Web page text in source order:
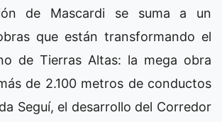
de Mascardi se suma a un
que están transformando el
de Tierras Altas: la mega obra
de 2.100 metros de conductos
Seguí, el desarrollo del Corredor